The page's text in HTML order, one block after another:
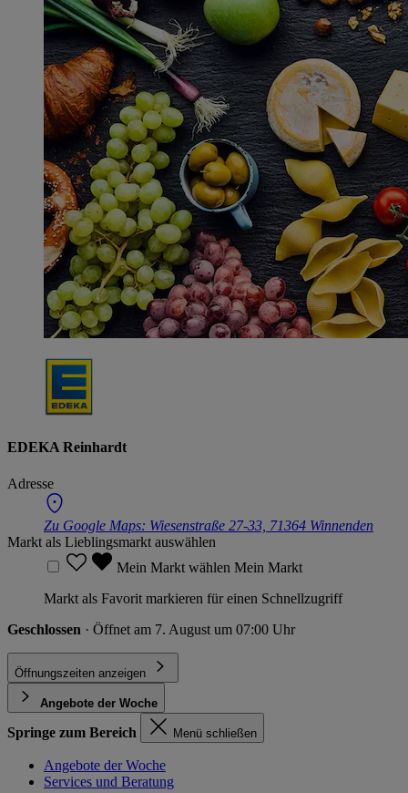
EDEKA Reinhardt
Adresse
Zu Google Maps: Wiesenstraße 27-33, 71364 Winnenden
Markt als Lieblingsmarkt auswählen
Mein Markt wählen Mein Markt
Markt als Favorit markieren für einen Schnellzugriff
Geschlossen · Öffnet am 7. August um 07:00 Uhr
Öffnungszeiten anzeigen
Angebote der Woche
Springe zum Bereich Menü schließen
Angebote der Woche
Services und Beratung